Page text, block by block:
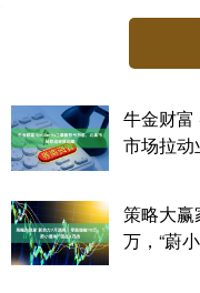
牛金财
市场拉动
策略大赢
万，“蔚